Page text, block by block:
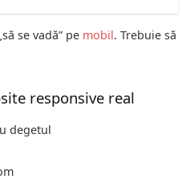
se vadă” pe mobil. Trebuie să
responsive real
degetul